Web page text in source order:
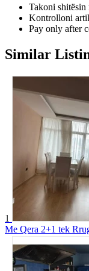
Takoni
Kontrolloni
Pay only after
Similar
1
Me Qera 2+1 tek